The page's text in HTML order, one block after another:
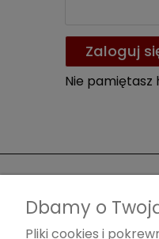
Zaloguj
Nie pamiętasz
O nas
Kontakt i
Dbamy o
Pliki cookies i